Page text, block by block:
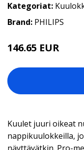
Kategoriat:
Brand: PHILIPS
146.65 EUR
Kuulet juuri oikeat
nappikuulokkeilla,